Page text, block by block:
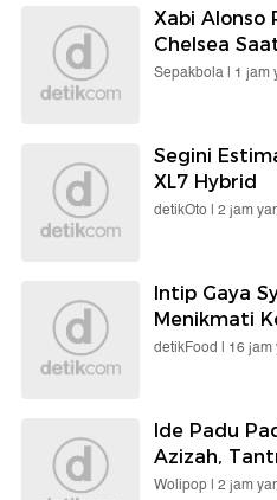
Xabi Alonso
Chelsea
Sepakbola | 1 jam
Segini
XL7 Hybrid
detikOto | 2 jam
Intip Gaya
Menikmati
detikFood | 16 jam
Ide Padu
Azizah,
Wolipop | 2 jam